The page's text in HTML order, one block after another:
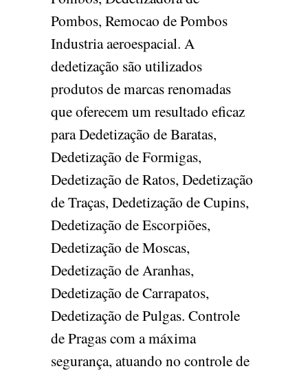
Pombos, Remocao de Pombos
Industria aeroespacial. A
dedetização são utilizados
produtos de marcas renomadas
que oferecem um resultado eficaz
para Dedetização de Baratas,
Dedetização de Formigas,
Dedetização de Ratos, Dedetização
de Traças, Dedetização de Cupins,
Dedetização de Escorpiões,
Dedetização de Moscas,
Dedetização de Aranhas,
Dedetização de Carrapatos,
Dedetização de Pulgas. Controle
de Pragas com a máxima
segurança, atuando no controle de